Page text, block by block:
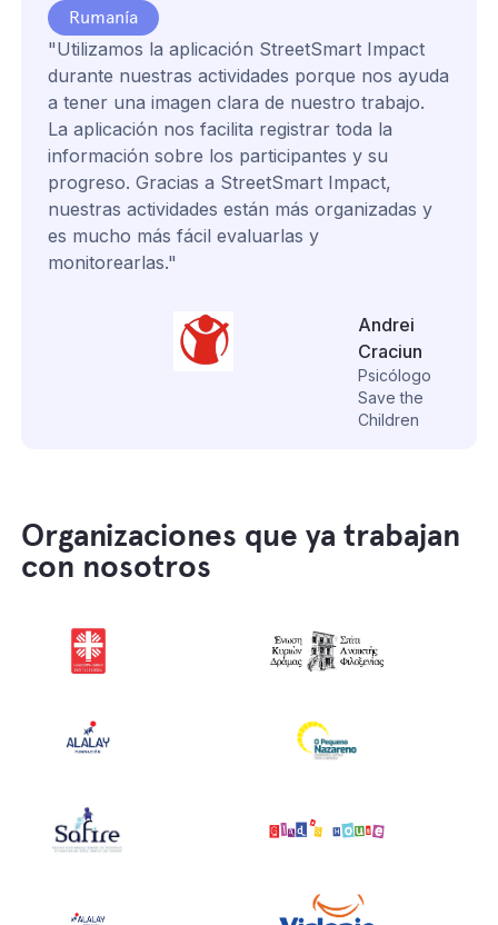
Rumanía
"Utilizamos la aplicación StreetSmart Impact
durante nuestras actividades porque nos ayuda
a tener una imagen clara de nuestro trabajo.
La aplicación nos facilita registrar toda la
información sobre los participantes y su
progreso. Gracias a StreetSmart Impact,
nuestras actividades están más organizadas y
es mucho más fácil evaluarlas y
monitorearlas."
Andrei
Craciun
Psicólogo
Save the
Children
Organizaciones que ya trabajan
con nosotros